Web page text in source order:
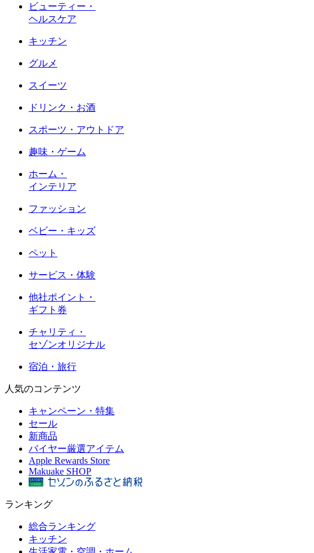
ビューティー・
ヘルスケア
キッチン
グルメ
スイーツ
ドリンク・お酒
スポーツ・アウトドア
趣味・ゲーム
ホーム・
インテリア
ファッション
ベビー・キッズ
ペット
サービス・体験
他社ポイント・
ギフト券
チャリティ・
セゾンオリジナル
宿泊・旅行
人気のコンテンツ
キャンペーン・特集
セール
新商品
バイヤー厳選アイテム
Apple Rewards Store
Makuake SHOP
ランキング
総合ランキング
キッチン